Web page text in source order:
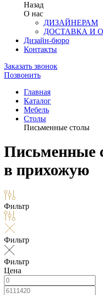
Назад
О нас
ДИЗАЙНЕРАМ
ДОСТАВКА И
Дизайн-бюро
Контакты
Заказать звонок
Позвонить
Главная
Каталог
Мебель
Столы
Письменные столы
в прихожую
Фильтр
Фильтр
Фильтр
Цена